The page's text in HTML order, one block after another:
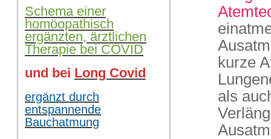
Schema einer
homöopathisch
ergänzten, ärztlichen
Therapie bei COVID
und bei Long Covid
ergänzt durch
entspannende
Bauchatmung
kurze
als